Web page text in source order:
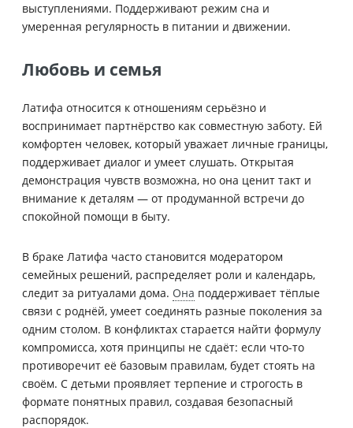
выступлениями. Поддерживают режим сна и
умеренная регулярность в питании и движении.
Любовь и семья
Латифа относится к отношениям серьёзно и
воспринимает партнёрство как совместную заботу. Ей
комфортен человек, который уважает личные границы,
поддерживает диалог и умеет слушать. Открытая
демонстрация чувств возможна, но она ценит такт и
внимание к деталям — от продуманной встречи до
спокойной помощи в быту.
В браке Латифа часто становится модератором
семейных решений, распределяет роли и календарь,
следит за ритуалами дома. Она поддерживает тёплые
связи с роднёй, умеет соединять разные поколения за
одним столом. В конфликтах старается найти формулу
компромисса, хотя принципы не сдаёт: если что-то
противоречит её базовым правилам, будет стоять на
своём. С детьми проявляет терпение и строгость в
формате понятных правил, создавая безопасный
распорядок.